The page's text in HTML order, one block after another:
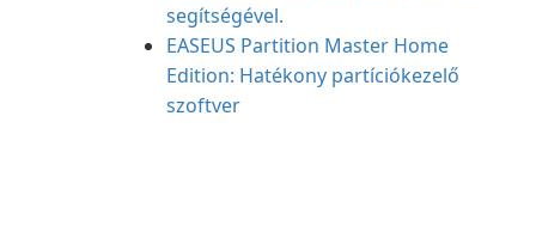
segítségével.
EASEUS Partition Master Home
Edition: Hatékony partíciókezelő
szoftver